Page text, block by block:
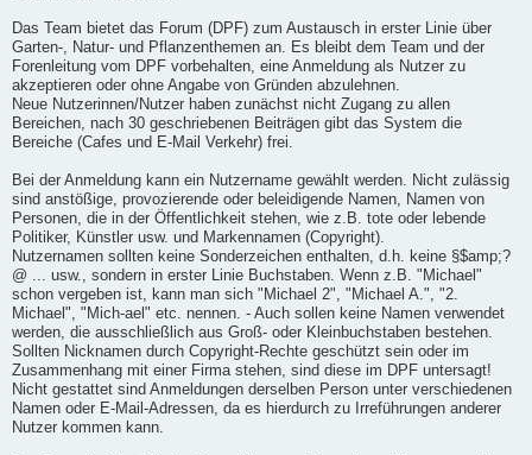
Das Team bietet das Forum (DPF) zum Austausch in erster Linie über
Garten-, Natur- und Pflanzenthemen an. Es bleibt dem Team und der
Forenleitung vom DPF vorbehalten, eine Anmeldung als Nutzer zu
akzeptieren oder ohne Angabe von Gründen abzulehnen.
Neue Nutzerinnen/Nutzer haben zunächst nicht Zugang zu allen
Bereichen, nach 30 geschriebenen Beiträgen gibt das System die
Bereiche (Cafes und E-Mail Verkehr) frei.
Bei der Anmeldung kann ein Nutzername gewählt werden. Nicht zulässig
sind anstößige, provozierende oder beleidigende Namen, Namen von
Personen, die in der Öffentlichkeit stehen, wie z.B. tote oder lebende
Politiker, Künstler usw. und Markennamen (Copyright).
Nutzernamen sollten keine Sonderzeichen enthalten, d.h. keine §$amp;?
@ ... usw., sondern in erster Linie Buchstaben. Wenn z.B. "Michael"
schon vergeben ist, kann man sich "Michael 2", "Michael A.", "2.
Michael", "Mich-ael" etc. nennen. - Auch sollen keine Namen verwendet
werden, die ausschließlich aus Groß- oder Kleinbuchstaben bestehen.
Sollten Nicknamen durch Copyright-Rechte geschützt sein oder im
Zusammenhang mit einer Firma stehen, sind diese im DPF untersagt!
Nicht gestattet sind Anmeldungen derselben Person unter verschiedenen
Namen oder E-Mail-Adressen, da es hierdurch zu Irreführungen anderer
Nutzer kommen kann.